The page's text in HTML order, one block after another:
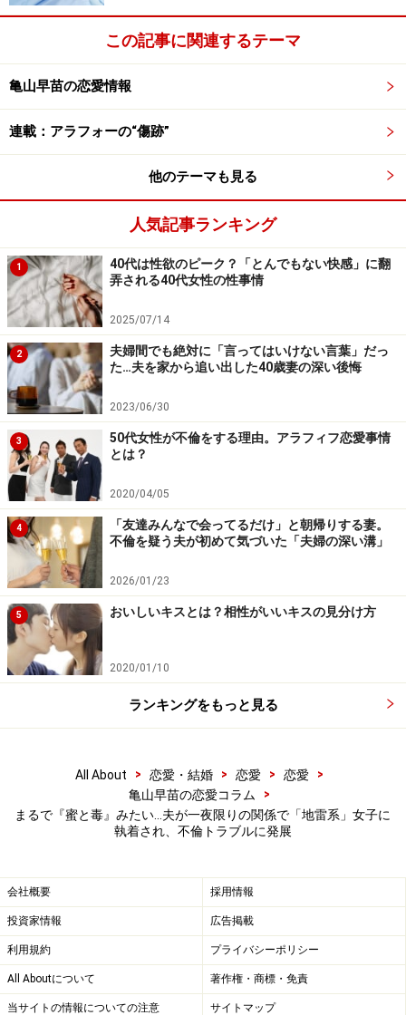
えずは様子を見ていたんです。そういうことだったのか
私もショックでしたよ、そんな地雷女にひっかかるなん
い。でもそう言っている場合でもなかったので、私が力
になると決めました」
夫の職場近くで張っている彼女に「私は妻だけど、もう
夫には近寄らないでもらえます？」と話しかけた。「ち
ょうどよかった、彼は私と結婚したがってるのに、あな
たが別れてくれないから困ってるんです」とぬけぬけ言
う彼女に、「警察行きます？ 裁判がいいですか」とミワ
さんは言い放った。
＞弁護士まで依頼するほどのトラブルに
※記事内容は執筆時点のものです。最新の内容をご確認くださ
い。
1/2 次のページへ
この記事に関連するテーマ
亀山早苗の恋愛情報
連載：アラフォーの“傷跡”
他のテーマも見る
人気記事ランキング
1
40代は性欲のピーク？「とんでもない快感」に翻
弄される40代女性の性事情
2025/07/14
2
夫婦間でも絶対に「言ってはいけない言葉」だっ
た…夫を家から追い出した40歳妻の深い後悔
2023/06/30
3
50代女性が不倫をする理由。アラフィフ恋愛事情
とは？
2020/04/05
4
「友達みんなで会ってるだけ」と朝帰りする妻。
不倫を疑う夫が初めて気づいた「夫婦の深い溝」
2026/01/23
5 おいしいキスとは？相性がいいキスの見分け方
2020/01/10
ランキングをもっと見る
All About > 恋愛・結婚 > 恋愛 > 恋愛
>
亀山早苗の恋愛コラム
>
まるで『蜜と毒』みたい…夫が一夜限りの関係で「地雷系」女子に
執着され、不倫トラブルに発展
会社概要 採用情報
投資家情報 広告掲載
利用規約 プライバシーポリシー
All Aboutについて 著作権・商標・免責
当サイトの情報についての注意 サイトマップ